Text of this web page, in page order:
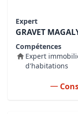
Expert
GRAVET
Compétences
Expert
d'habitations